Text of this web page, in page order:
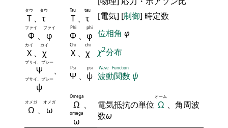
Τ
タウ
、 τ
タウ
Τ
Tau
、 τ
tau
[電気] [制御] 時定数
Φ
ファイ
、 φ
ファイ
Φ
Phi
、 φ
phi
位相角 φ
Χ
カイ
、 χ
カイ
Χ
Chi
、 χ
chi
χ2分布
Ψ
プサイ、プシー
、
ψ
プサイ、プシー Ψ
Psi
、 ψ
psi
波動関数
Wave Function
ψ
Ω
オメガ
、 ω
オメガ Ω
Omega
、
ω
omega
電気抵抗の単位 Ω
オーム
、角周波
数ω